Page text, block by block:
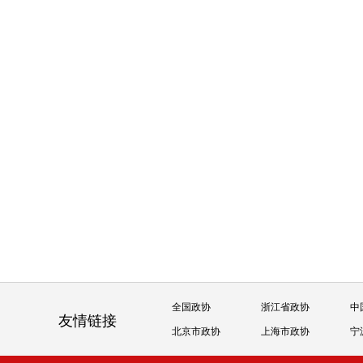
友情链接
全国政协 浙江省政协 中
北京市政协 上海市政协 宁